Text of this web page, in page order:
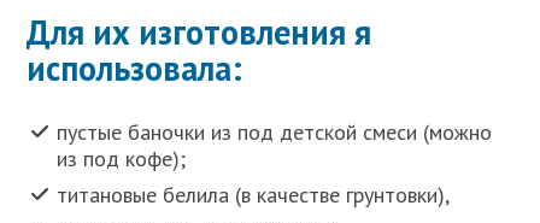
Для их изготовления я
использовала:
пустые баночки из под детской смеси (можно
из под кофе);
титановые белила (в качестве грунтовки),